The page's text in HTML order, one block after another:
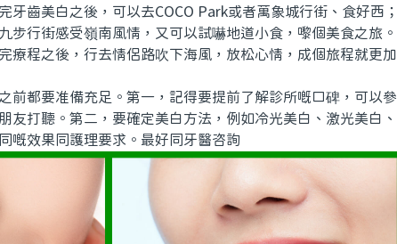
牙齒美白之後，可以去COCO Park或者萬象城行街、食好西；
步行街感受嶺南風情，又可以試嚇地道小食，嚟個美食之旅。
療程之後，行去情侶路吹下海風，放松心情，成個旅程就更加
都要准備充足。第一，記得要提前了解診所嘅口碑，可以參
友打聽。第二，要確定美白方法，例如冷光美白、激光美白、
嘅效果同護理要求。最好同牙醫咨詢